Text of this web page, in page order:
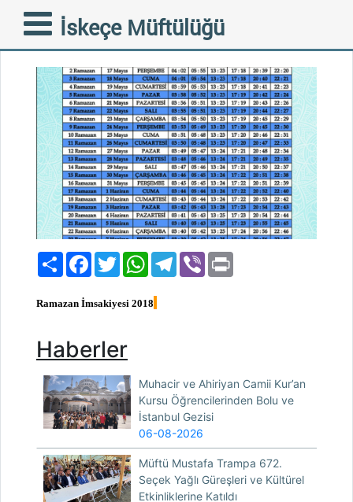
İskeçe Müftülüğü
Ramazan İmsakiyesi 2018
PaylaşFacebook
TwitterWhatsAppTelegram
Viber
Ramazan İmsakiyesi 2018
Haberler
Muhacir ve Ahiriyan Camii Kur’an
Kursu Öğrencilerinden Bolu ve
İstanbul Gezisi
06-08-2026
Müftü Mustafa Trampa 672.
Seçek Yağlı Güreşleri ve Kültürel
Etkinliklerine Katıldı